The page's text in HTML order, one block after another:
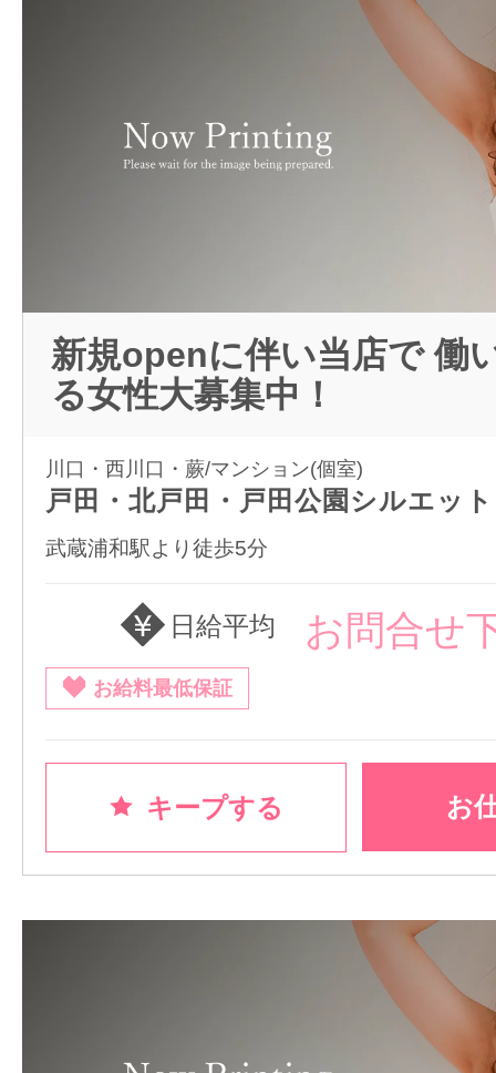
新規openに伴い当店で 働
る女性大募集中！
川口・西川口・蕨/マンション(個室)
戸田・北戸田・戸田公園シルエット
武蔵浦和駅より徒歩5分
日給平均 お問合せ
お給料最低保証
キープする お